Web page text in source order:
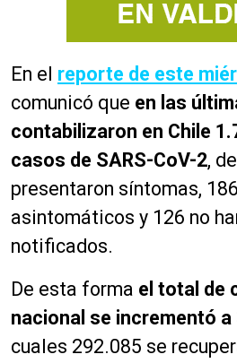
En el reporte de este
comunicó que en las
contabilizaron en Chile
casos de SARS-CoV-2,
presentaron síntomas,
asintomáticos y 126 no
notificados.
De esta forma el total de
nacional se incrementó a
cuales 292.085 se